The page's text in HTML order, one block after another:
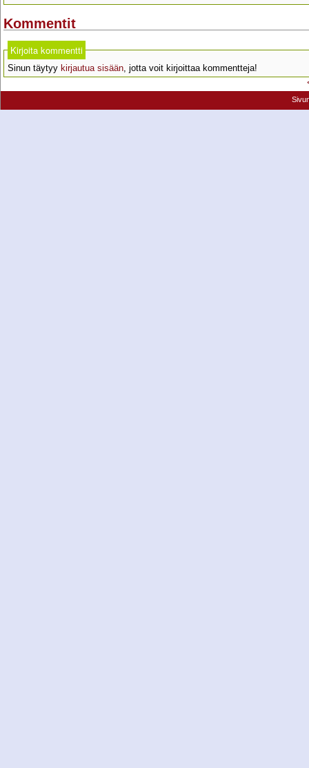
Kommentit
Kirjoita kommentti
Sinun täytyy kirjautua sisään, jotta voit kirjoittaa kommentteja!